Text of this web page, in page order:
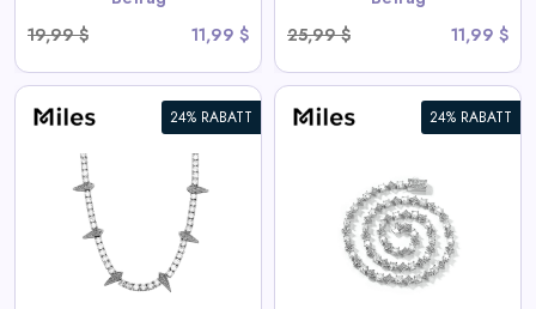
19,99 $
11,99 $
25,99 $
11,99 $
24% RABATT 24% RABATT
6mm Iced Out Star Tennis
Kette
View All Miles Deals